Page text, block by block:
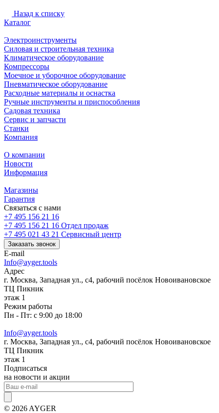
Назад к списку
Каталог
Электроинструменты
Силовая и строительная техника
Климатическое оборудование
Компрессоры
Моечное и уборочное оборудование
Пневматическое оборудование
Расходные материалы и оснастка
Ручные инструменты и приспособления
Садовая техника
Сервис и запчасти
Станки
Компания
О компании
Новости
Информация
Магазины
Гарантия
Связаться с нами
+7 495 156 21 16
+7 495 156 21 16 Отдел продаж
+7 495 021 43 21 Cервисный центр
Заказать звонок
E-mail
Info@ayger.tools
Адрес
г. Москва, Западная ул., с4, рабочий посёлок Новоивановское
ТЦ Пикник
этаж 1
Режим работы
Пн - Пт: с 9:00 до 18:00
Info@ayger.tools
г. Москва, Западная ул., с4, рабочий посёлок Новоивановское
ТЦ Пикник
этаж 1
Подписаться
на новости и акции
© 2026 AYGER